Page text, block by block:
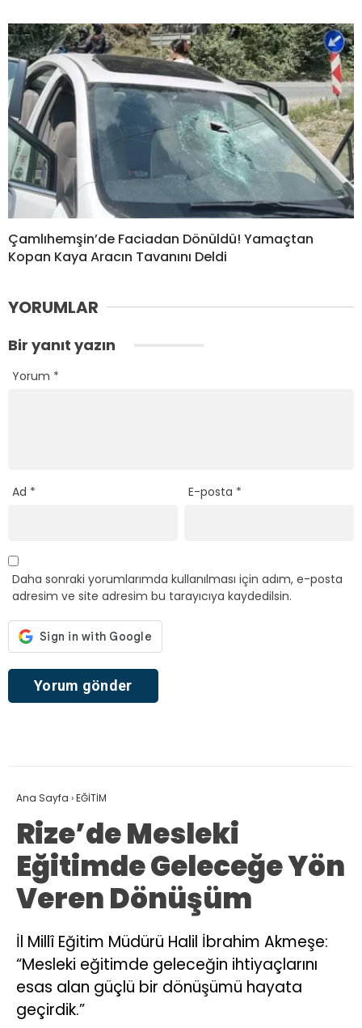
Çamlıhemşin’de Faciadan Dönüldü! Yamaçtan
Kopan Kaya Aracın Tavanını Deldi
YORUMLAR
Bir yanıt yazın
Yorum *
Ad * E-posta *
Daha sonraki yorumlarımda kullanılması için adım, e-posta
adresim ve site adresim bu tarayıcıya kaydedilsin.
Ana Sayfa ›EĞİTİM
Rize’de Mesleki
Eğitimde Geleceğe Yön
Veren Dönüşüm
İl Millî Eğitim Müdürü Halil İbrahim Akmeşe:
“Mesleki eğitimde geleceğin ihtiyaçlarını
esas alan güçlü bir dönüşümü hayata
geçirdik.”